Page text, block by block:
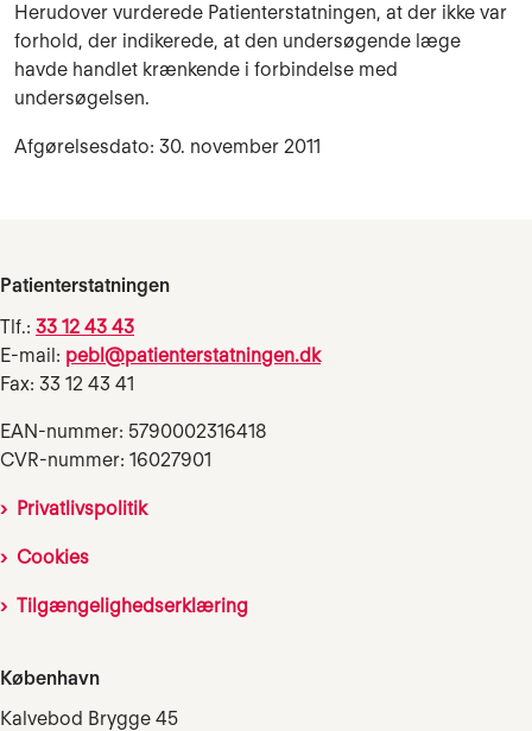
Herudover vurderede Patienterstatningen, at der ikke var
forhold, der indikerede, at den undersøgende læge
havde handlet krænkende i forbindelse med
undersøgelsen.
Afgørelsesdato: 30. november 2011
Patienterstatningen
Tlf.: 33 12 43 43
E-mail: pebl@patienterstatningen.dk
Fax: 33 12 43 41
EAN-nummer: 5790002316418
CVR-nummer: 16027901
Privatlivspolitik
Cookies
Tilgængelighedserklæring
København
Kalvebod Brygge 45